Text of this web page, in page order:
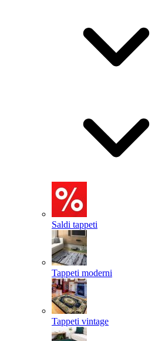
Saldi tappeti
Tappeti moderni
Tappeti vintage